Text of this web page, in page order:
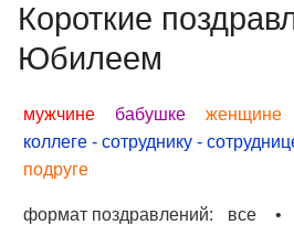
Короткие
Юбилеем
мужчине бабушке женщине
коллеге - сотруднику -
подруге
формат поздравлений: все •